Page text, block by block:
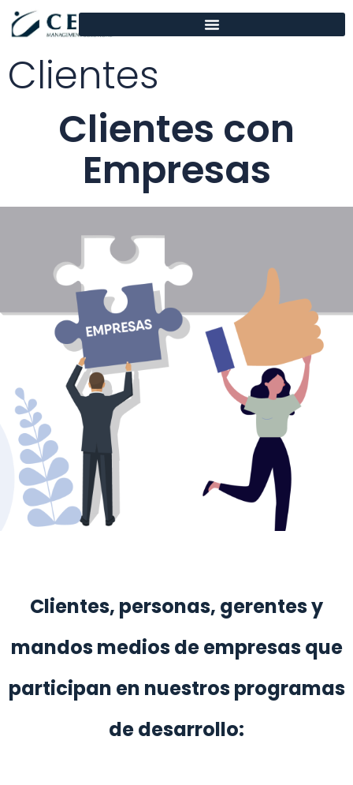
contenido
Clientes
Clientes con
Empresas
Clientes, personas, gerentes y
mandos medios de empresas que
participan en nuestros programas
de desarrollo: